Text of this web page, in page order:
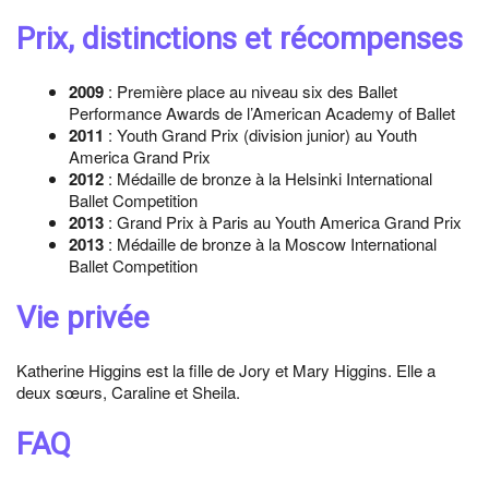
Prix, distinctions et récompenses
2009 : Première place au niveau six des Ballet
Performance Awards de l’American Academy of Ballet
2011 : Youth Grand Prix (division junior) au Youth
America Grand Prix
2012 : Médaille de bronze à la Helsinki International
Ballet Competition
2013 : Grand Prix à Paris au Youth America Grand Prix
2013 : Médaille de bronze à la Moscow International
Ballet Competition
Vie privée
Katherine Higgins est la fille de Jory et Mary Higgins. Elle a
deux sœurs, Caraline et Sheila.
FAQ